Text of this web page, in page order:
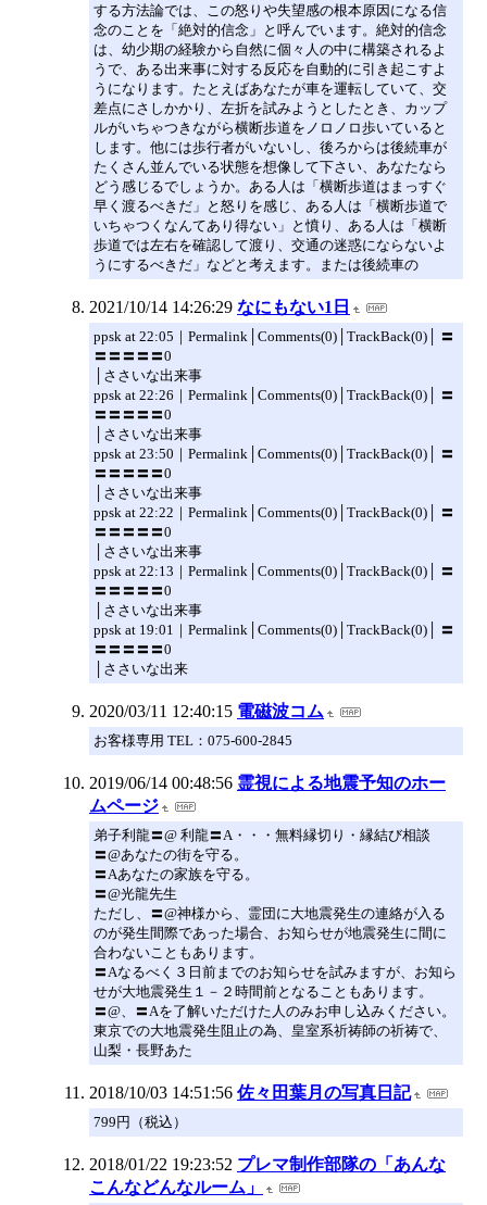
する方法論では、この怒りや失望感の根本原因になる信
念のことを「絶対的信念」と呼んでいます。絶対的信念
は、幼少期の経験から自然に個々人の中に構築されるよ
うで、ある出来事に対する反応を自動的に引き起こすよ
うになります。たとえばあなたが車を運転していて、交
差点にさしかかり、左折を試みようとしたとき、カップ
ルがいちゃつきながら横断歩道をノロノロ歩いていると
します。他には歩行者がいないし、後ろからは後続車が
たくさん並んでいる状態を想像して下さい、あなたなら
どう感じるでしょうか。ある人は「横断歩道はまっすぐ
早く渡るべきだ」と怒りを感じ、ある人は「横断歩道で
いちゃつくなんてあり得ない」と憤り、ある人は「横断
歩道では左右を確認して渡り、交通の迷惑にならないよ
うにするべきだ」などと考えます。または後続車の
2021/10/14 14:26:29 なにもない1日
ppsk at 22:05｜Permalink│Comments(0)│TrackBack(0)│ 〓
〓〓〓〓〓0
│ささいな出来事
ppsk at 22:26｜Permalink│Comments(0)│TrackBack(0)│ 〓
〓〓〓〓〓0
│ささいな出来事
ppsk at 23:50｜Permalink│Comments(0)│TrackBack(0)│ 〓
〓〓〓〓〓0
│ささいな出来事
ppsk at 22:22｜Permalink│Comments(0)│TrackBack(0)│ 〓
〓〓〓〓〓0
│ささいな出来事
ppsk at 22:13｜Permalink│Comments(0)│TrackBack(0)│ 〓
〓〓〓〓〓0
│ささいな出来事
ppsk at 19:01｜Permalink│Comments(0)│TrackBack(0)│ 〓
〓〓〓〓〓0
│ささいな出来
2020/03/11 12:40:15 電磁波コム
お客様専用 TEL：075-600-2845
2019/06/14 00:48:56 霊視による地震予知のホー
ムページ
弟子利龍〓@ 利龍〓A・・・無料縁切り・縁結び相談
〓@あなたの街を守る。
〓Aあなたの家族を守る。
〓@光龍先生
ただし、〓@神様から、霊団に大地震発生の連絡が入る
のが発生間際であった場合、お知らせが地震発生に間に
合わないこともあります。
〓Aなるべく３日前までのお知らせを試みますが、お知ら
せが大地震発生１－２時間前となることもあります。
〓@、〓Aを了解いただけた人のみお申し込みください。
東京での大地震発生阻止の為、皇室系祈祷師の祈祷で、
山梨・長野あた
2018/10/03 14:51:56 佐々田葉月の写真日記
799円（税込）
2018/01/22 19:23:52 プレマ制作部隊の「あんな
こんなどんなルーム」